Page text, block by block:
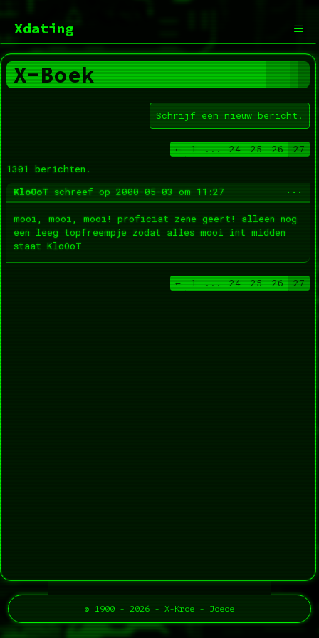
inhoud
Xdating
Menu
X-Boek
Navigatie
gastenboek-
lijst
← 1 ... 24 25 26
27
1301 berichten.
KloOoT schreef op 2000-05-03 om 11:27
mooi, mooi, mooi! proficiat zene geert! alleen nog
een leeg topfreempje zodat alles mooi int midden
staat KloOoT
...
Navigatie
← 1 ... 24 25 26 27
© 1900 - 2026 - X-Kroe - Joeoe